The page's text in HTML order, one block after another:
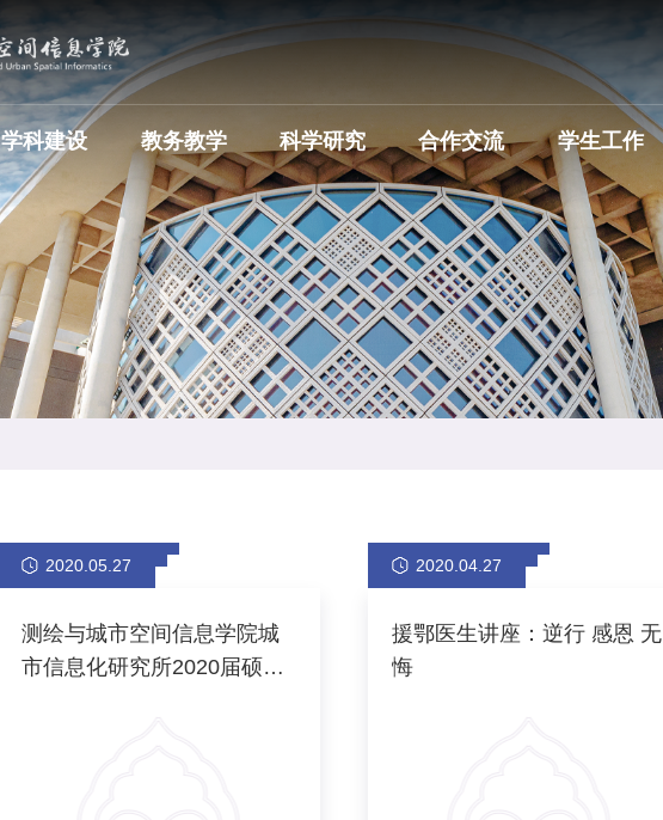
学科建设 教务教学 科学研究 合作交流 学生工作
2020.05.27
测绘与城市空间信息学院城
市信息化研究所2020届硕士
2020.04.27
援鄂医生讲座：逆行 感恩 无
悔